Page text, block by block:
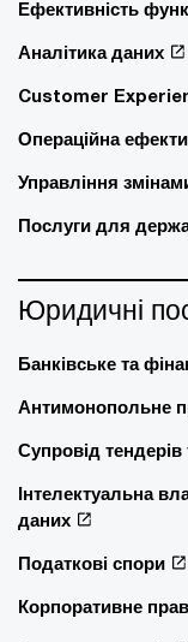
Ефективність
Аналітика даних
Customer
Операційна
Управління
Послуги для
Юридичні
Банківське та
Антимонопольне
Супровід тендерів
Інтелектуальна
даних
Податкові спори
Корпоративне